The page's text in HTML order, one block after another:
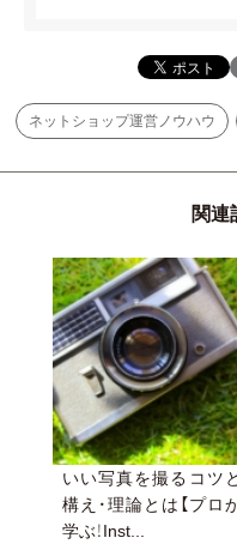
ネットショップ運営ノウハウ
関連
いい写真を撮るコツ
構え・理論とは【プロ
学ぶ！Inst...